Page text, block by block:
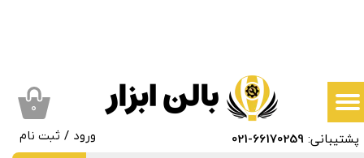
پشتیبانی:66170259
-021 ورود / ثبت نام
سفارشات
خروج از حساب کاربری
۰